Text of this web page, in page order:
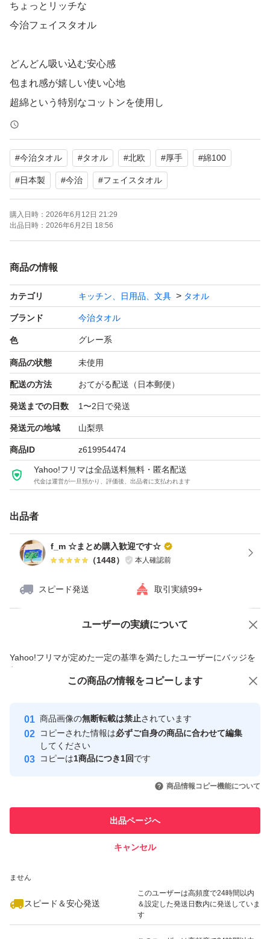
ちょっとリッチな
今治フェイスタオル
どんどん吸い込む安心感
包まれ感が嬉しい使い心地
超綿という特別なコットンを使用し
こだわりの柔らかさとボリュームを
出しています
サイズ 34cm×80cm
綿100%
日本製【今治】
※厚みがある為ネコポス発送出来ず
ゆうパケットポスト発送になります
即購入オッケーです
他にもバスタオルなど出品中です
#今治タオル #タオル #北欧 #厚手 #綿100
#日本製 #今治 #フェイスタオル
購入日時： 2026年6月12日 21:29
出品日時： 2026年6月2日 18:56
商品の情報
カテゴリ キッチン、日用品、文具 タオル
ブランド 今治タオル
色 グレー系
商品の状態 未使用
配送の方法 おてがる配送（日本郵便）
発送までの日数 1〜2日で発送
発送元の地域 山梨県
商品ID z619954474
Yahoo!フリマは全品送料無料・匿名配送
代金は運営が一旦預かり、評価後、出品者に支払われます
出品者
f_m ☆まとめ購入歓迎です☆
（1448） 本人確認前
スピード発送 取引実績99+
ユーザーの実績について
Yahoo!フリマが定めた一定の基準を満たしたユーザーにバッジを
付与しています
安心取引出品者
心・安全なユーザーです
取引実績
引を完了させた実績があります
での取引実績があります
ません
スピード＆安心発送
このユーザーは高頻度で24時間以内
＆設定した発送日数内に発送していま
す
価格の相談 商品への質問
この商品の情報をコピーします
商品画像の無断転載は禁止されています
コピーされた情報は必ずご自身の商品に合わせて編集
してください
コピーは1商品につき1回です
商品情報コピー機能について
出品ページへ
キャンセル
この商品をみている人にオススメ